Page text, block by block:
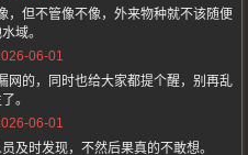
，但不管像不像，外来物种就不该随便
域。
06-01
网的，同时也给大家都提个醒，别再乱
。
06-01
及时发现，不然后果真的不敢想。